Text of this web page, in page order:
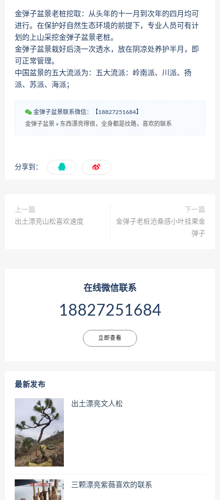
金弹子盆景老桩挖取：从头年的十一月到次年的四月均可
进行。在保护好自然生态环境的前提下，专业人员可有计
划的上山采挖金弹子盆景老桩。
金弹子盆景栽好后浇一次透水，放在阴凉处养护半月，即
可正常管理。
中国盆景的五大流派为：五大流派：岭南派、川派、扬
派、苏派、海派；
金弹子盆景联系微信：【18827251684】
金弹子盆景 » 东西漂亮得很，全身都是纹路，喜欢的联系
分享到：
上一篇
出土漂亮山松喜欢速度
下一篇
金弹子老桩沧桑感小叶挂果金
弹子
在线微信联系
18827251684
立即查看
最新发布
出土漂亮文人松
三颗漂亮紫薇喜欢的联系